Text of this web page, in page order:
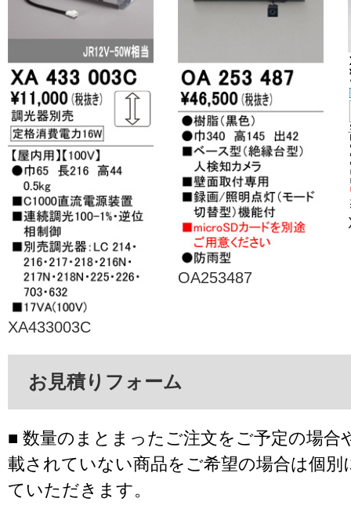
XA433003C
OA253487
お見積りフォーム
■ 数量のまとまったご注文をご予定の場合
載されていない商品をご希望の場合は個別
ていただきます。